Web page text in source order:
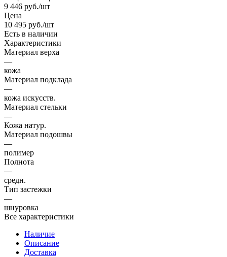
9 446 руб./шт
Цена
10 495 руб./шт
Есть в наличии
Характеристики
Материал верха
—
кожа
Материал подклада
—
кожа искусств.
Материал стельки
—
Кожа натур.
Материал подошвы
—
полимер
Полнота
—
средн.
Тип застежки
—
шнуровка
Все характеристики
Наличие
Описание
Доставка